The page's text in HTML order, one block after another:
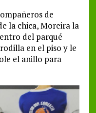
de
la chica, Moreira la
del parqué
en el piso y le
el anillo para